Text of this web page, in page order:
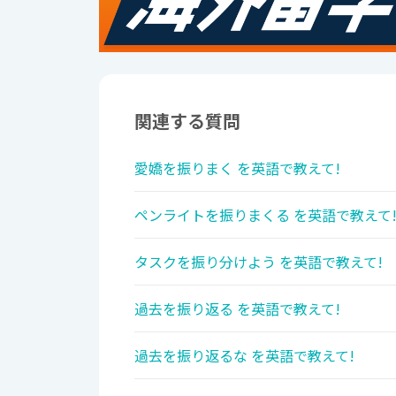
関連する質問
愛嬌を振りまく を英語で教えて!
ペンライトを振りまくる を英語で教えて!
タスクを振り分けよう を英語で教えて!
過去を振り返る を英語で教えて!
過去を振り返るな を英語で教えて!